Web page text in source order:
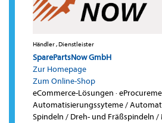
Händler , Dienstleister
SparePartsNow GmbH
Zur Homepage
Zum Online-Shop
eCommerce-Lösungen ·
Automatisierungssyteme /
Spindeln / Dreh- und Fräßspindeln /